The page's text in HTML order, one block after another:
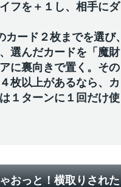
フを＋１し、相手にダ
ード２枚までを選び、
選んだカードを「魔財
に裏向きで置く。その
枚以上があるなら、カ
１ターンに１回だけ使
おっと！横取りされた